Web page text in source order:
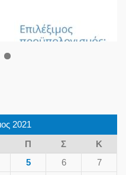
2021
Π Σ
Κ
5 6
7